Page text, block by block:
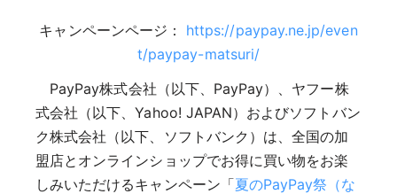
キャンペーンページ： https://paypay.ne.jp/even
t/paypay-matsuri/
PayPay株式会社（以下、PayPay）、ヤフー株
式会社（以下、Yahoo! JAPAN）およびソフトバン
ク株式会社（以下、ソフトバンク）は、全国の加
盟店とオンラインショップでお得に買い物をお楽
しみいただけるキャンペーン「夏のPayPay祭（な